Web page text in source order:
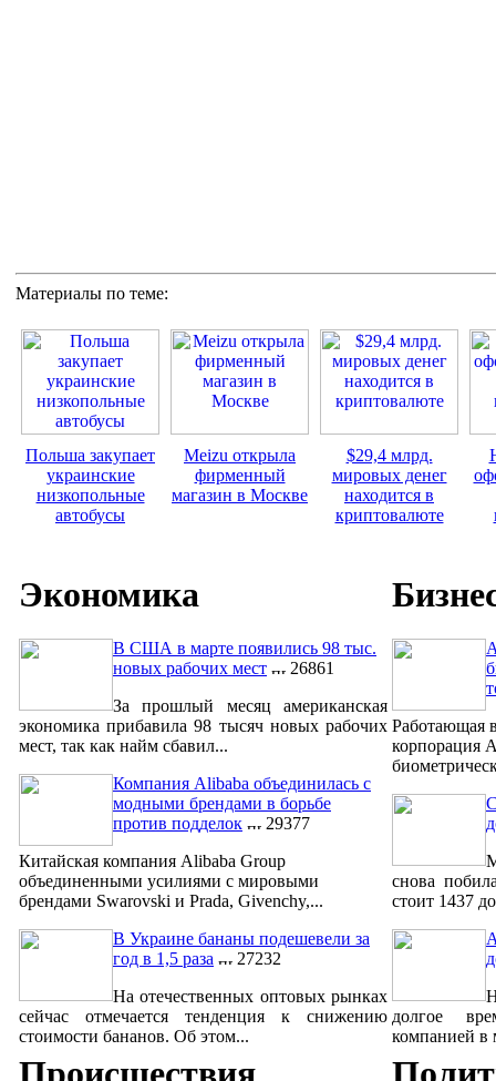
Материалы по теме:
Польша закупает
украинские
низкопольные
автобусы
Meizu открыла
фирменный
магазин в Москве
$29,4 млрд.
мировых денег
находится в
криптовалюте
Экономика
В США в марте появились 98 тыс.
новых рабочих мест
26861
За прошлый месяц американская
экономика прибавила 98 тысяч новых рабочих
мест, так как найм сбавил...
Компания Alibaba объединилась с
модными брендами в борьбе
против подделок
29377
Китайская компания Alibaba Group
объединенными усилиями с мировыми
брендами Swarovski и Prada, Givenchy,...
В Украине бананы подешевели за
год в 1,5 раза
27232
На отечественных оптовых рынках
сейчас отмечается тенденция к снижению
стоимости бананов. Об этом...
Работающая
корпорация
снова
стоит 1437
долгое
компанией в